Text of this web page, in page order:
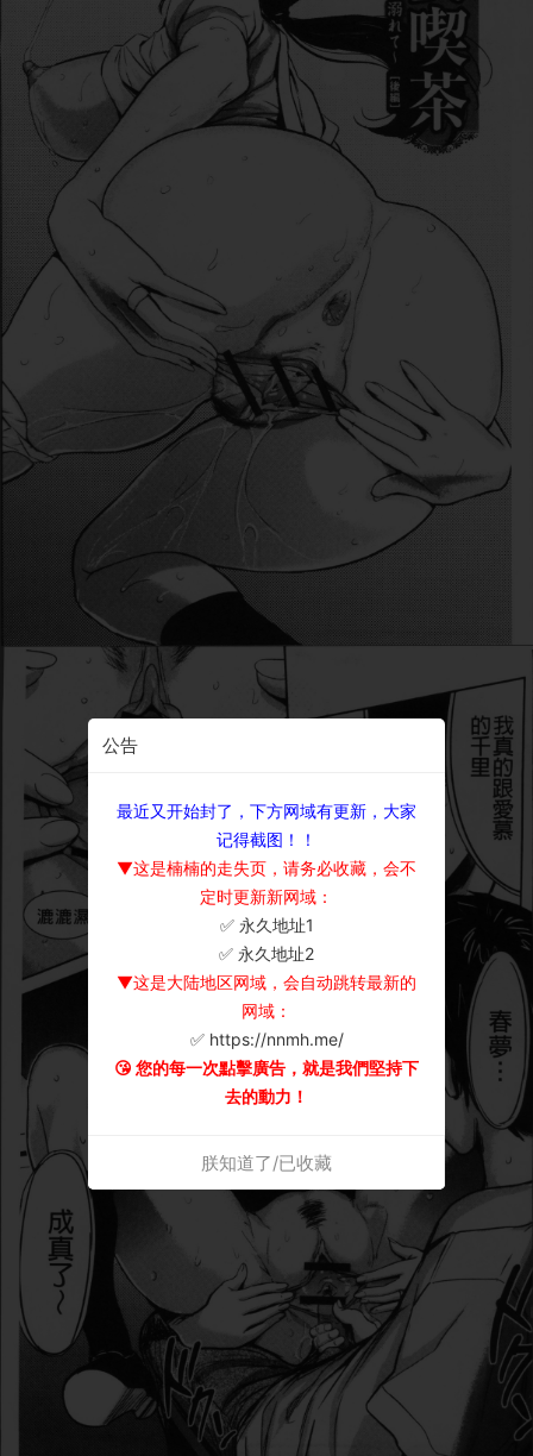
公告
最近又开始封了，下方网域有更新，大家
记得截图！！
▼这是楠楠的走失页，请务必收藏，会不
定时更新新网域：
✅ 永久地址1
✅ 永久地址2
▼这是大陆地区网域，会自动跳转最新的
网域：
✅ https://nnmh.me/
😘 您的每一次點擊廣告，就是我們堅持下
去的動力！
朕知道了/已收藏